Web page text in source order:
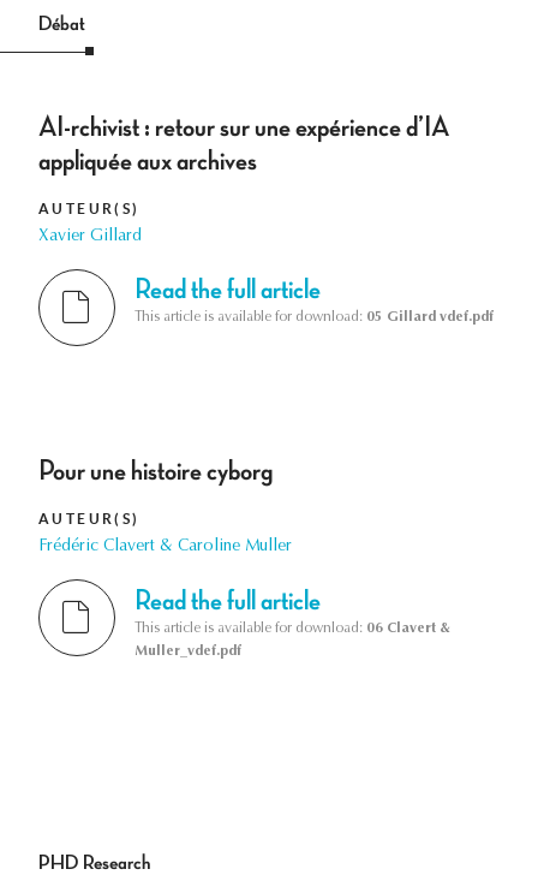
Débat
AI-rchivist : retour sur une expérience d’IA
appliquée aux archives
AUTEUR(S)
Xavier Gillard
Read the full article
This article is available for download: 05 Gillard vdef.pdf
Pour une histoire cyborg
AUTEUR(S)
Frédéric Clavert & Caroline Muller
Read the full article
This article is available for download: 06 Clavert &
Muller_vdef.pdf
PHD Research